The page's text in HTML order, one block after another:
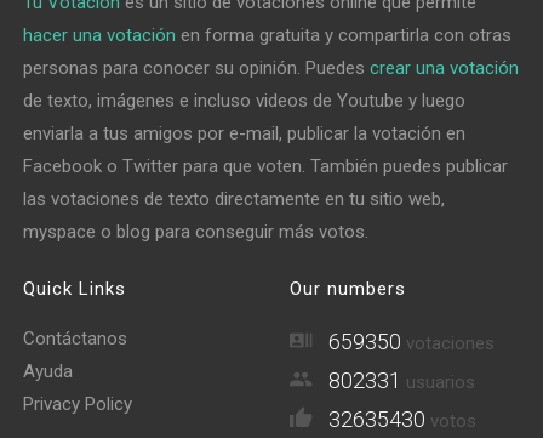
hacer una votación en forma gratuita y compartirla con otras
personas para conocer su opinión. Puedescrear una votación
de texto, imágenes e incluso videos de Youtube y luego
enviarla a tus amigos por e-mail, publicar la votación en
Facebook o Twitter para que voten. También puedes publicar
las votaciones de texto directamente en tu sitio web,
myspace o blog para conseguir más votos.
Quick Links
Contáctanos
Ayuda
Privacy Policy
Our numbers
659350 votaciones
802331 usuarios
32635430 votos